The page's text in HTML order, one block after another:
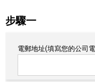
步驟一
電郵地址(填寫您的公司